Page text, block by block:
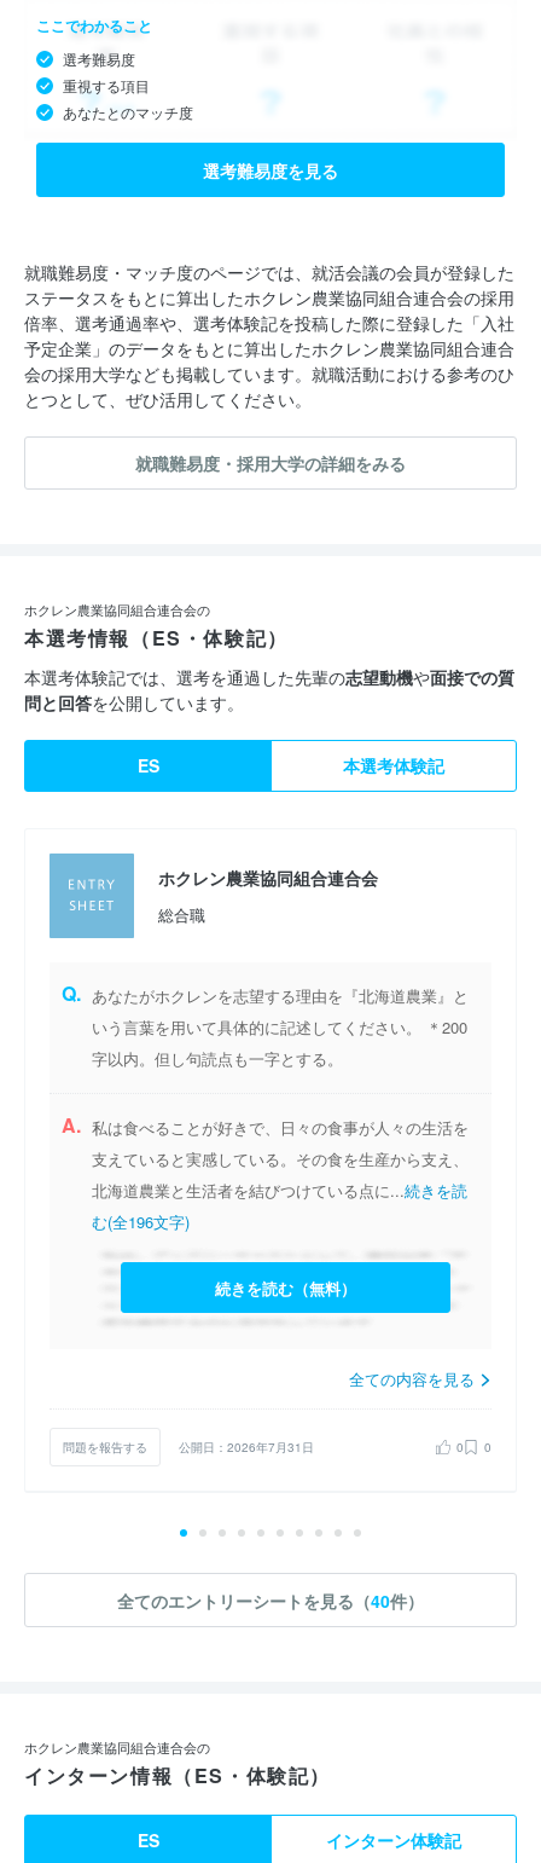
ここでわかること
選考難易度
重視する項目
あなたとのマッチ度
選考難易度を見る
就職難易度・マッチ度のページでは、就活会議の会員が登録した
ステータスをもとに算出したホクレン農業協同組合連合会の採用
倍率、選考通過率や、選考体験記を投稿した際に登録した「入社
予定企業」のデータをもとに算出したホクレン農業協同組合連合
会の採用大学なども掲載しています。就職活動における参考のひ
とつとして、ぜひ活用してください。
就職難易度・採用大学の詳細をみる
ホクレン農業協同組合連合会の
本選考情報（ES・体験記）
本選考体験記では、選考を通過した先輩の志望動機や面接での質
問と回答を公開しています。
ES 本選考体験記
ホクレン農業協同組合連合会
総合職
Q. あなたがホクレンを志望する理由を『北海道農業』と
いう言葉を用いて具体的に記述してください。 ＊200
字以内。但し句読点も一字とする。
A. 私は食べることが好きで、日々の食事が人々の生活を
支えていると実感している。その食を生産から支え、
北海道農業と生活者を結びつけている点に...続きを読
む(全196文字)
続きを読む（無料）
全ての内容を見る
問題を報告する 公開日：2026年7月31日 0 0
全てのエントリーシートを見る（40件）
ホクレン農業協同組合連合会の
インターン情報（ES・体験記）
ES インターン体験記